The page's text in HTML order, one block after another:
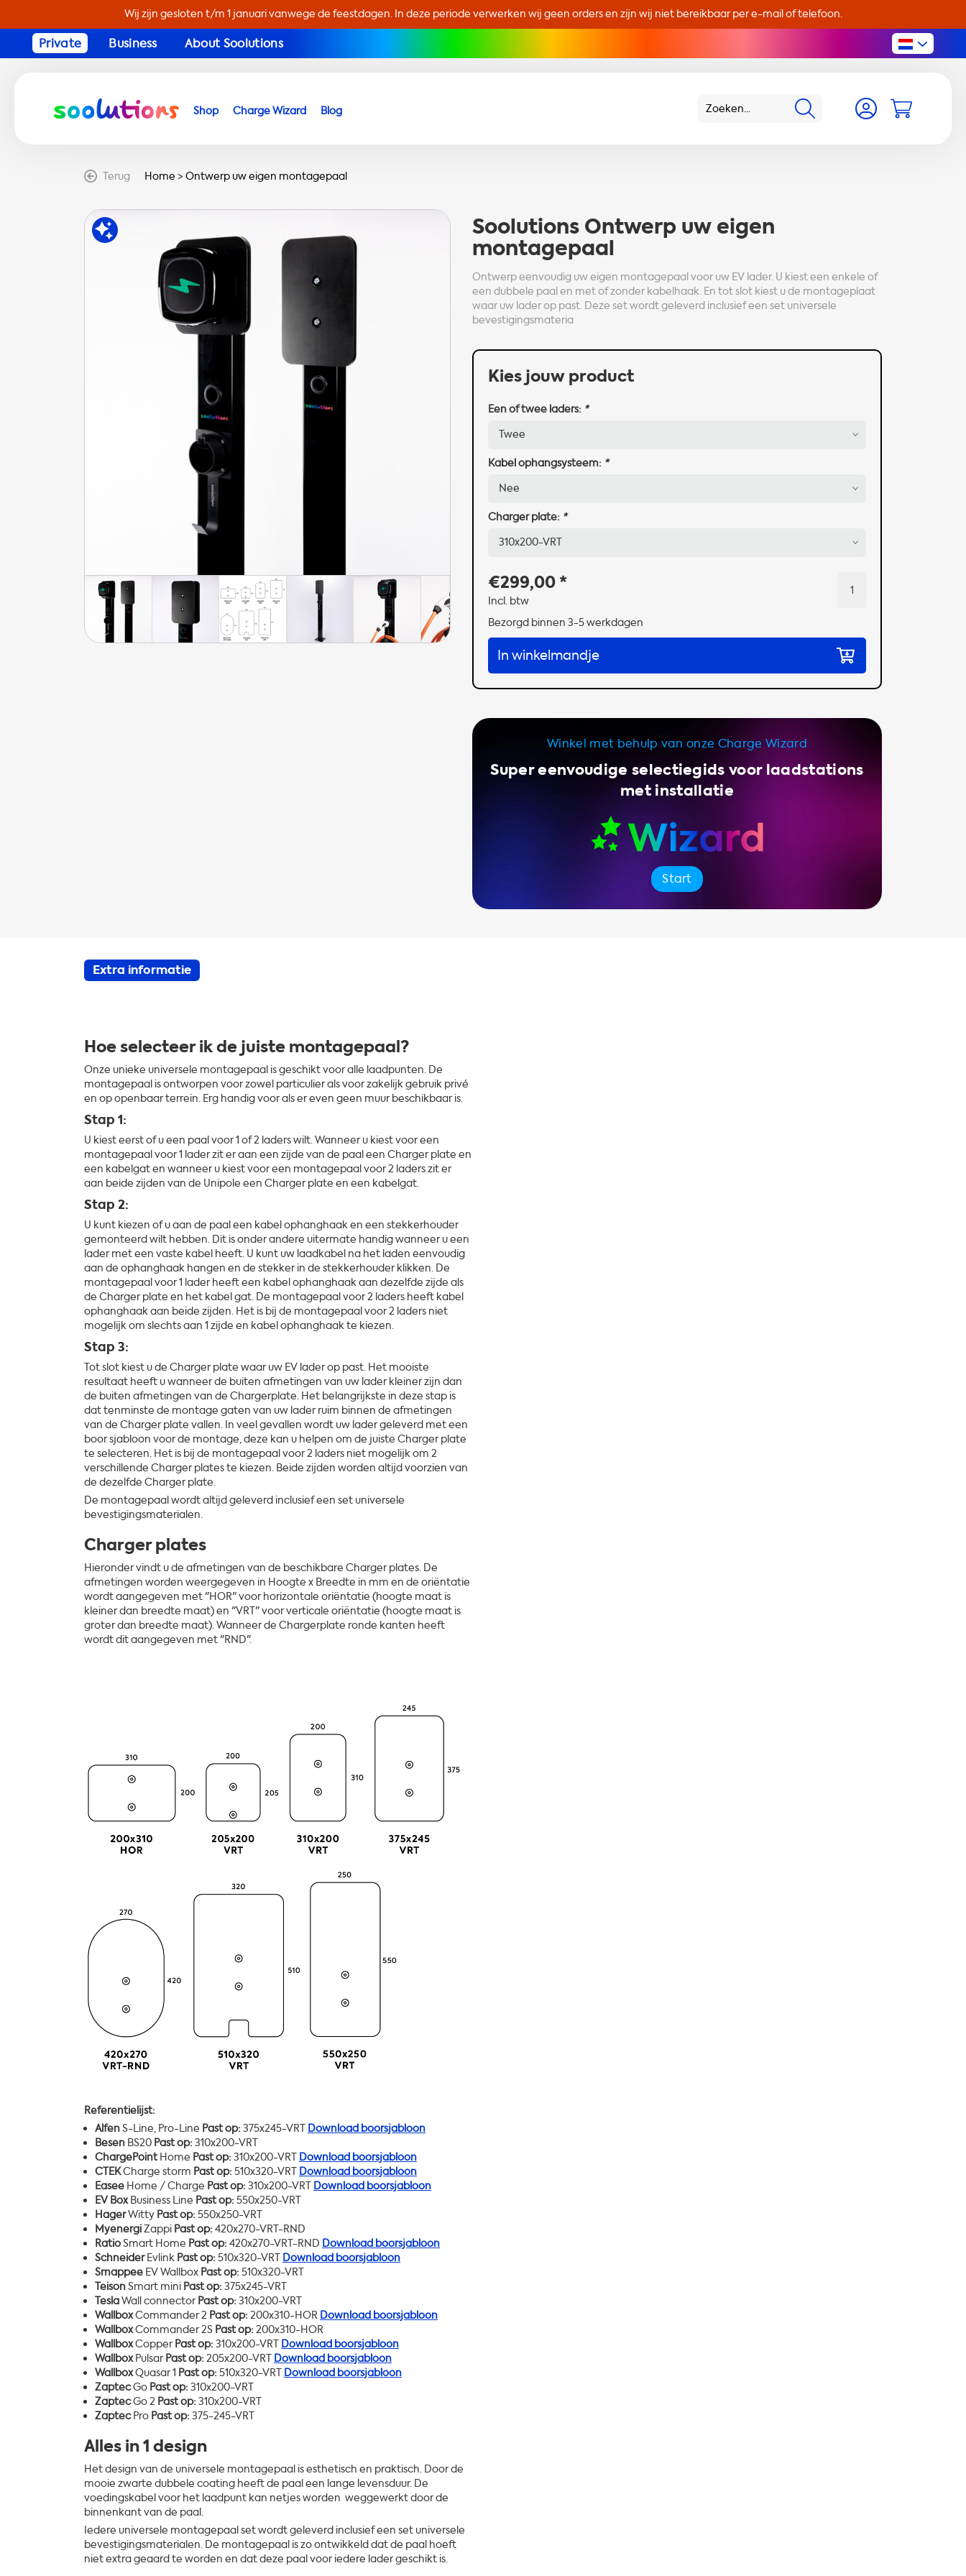
Wij zijn gesloten t/m 1 januari vanwege de feestdagen. In deze periode verwerken wij geen orders en zijn wij niet bereikbaar per e-mail of telefoon.
Private Business About Soolutions
Shop Charge Wizard Blog
Terug Home >Ontwerp uw eigen montagepaal
SoolutionsOntwerp uw eigen
montagepaal
Ontwerp eenvoudig uw eigen montagepaal voor uw EV lader. U kiest een enkele of
een dubbele paal en met of zonder kabelhaak. En tot slot kiest u de montageplaat
waar uw lader op past. Deze set wordt geleverd inclusief een set universele
bevestigingsmateria
Kies jouw product
Een of twee laders: *
Kabel ophangsysteem: *
Charger plate: *
€299,00*
Incl. btw
Bezorgd binnen 3-5 werkdagen
In winkelmandje
Winkel met behulp van onze Charge Wizard
Super eenvoudige selectiegids voor laadstations
met installatie
Start
Extra informatie
Hoe selecteer ik de juiste montagepaal?
Onze unieke universele montagepaal is geschikt voor alle laadpunten. De
montagepaal is ontworpen voor zowel particulier als voor zakelijk gebruik privé
en op openbaar terrein. Erg handig voor als er even geen muur beschikbaar is.
Stap 1:
U kiest eerst of u een paal voor 1 of 2 laders wilt. Wanneer u kiest voor een
montagepaal voor 1 lader zit er aan een zijde van de paal een Charger plate en
een kabelgat en wanneer u kiest voor een montagepaal voor 2 laders zit er
aan beide zijden van de Unipole een Charger plate en een kabelgat.
Stap 2:
U kunt kiezen of u aan de paal een kabel ophanghaak en een stekkerhouder
gemonteerd wilt hebben. Dit is onder andere uitermate handig wanneer u een
lader met een vaste kabel heeft. U kunt uw laadkabel na het laden eenvoudig
aan de ophanghaak hangen en de stekker in de stekkerhouder klikken. De
montagepaal voor 1 lader heeft een kabel ophanghaak aan dezelfde zijde als
de Charger plate en het kabel gat. De montagepaal voor 2 laders heeft kabel
ophanghaak aan beide zijden. Het is bij de montagepaal voor 2 laders niet
mogelijk om slechts aan 1 zijde en kabel ophanghaak te kiezen.
Stap 3:
Tot slot kiest u de Charger plate waar uw EV lader op past. Het mooiste
resultaat heeft u wanneer de buiten afmetingen van uw lader kleiner zijn dan
de buiten afmetingen van de Chargerplate. Het belangrijkste in deze stap is
dat tenminste de montage gaten van uw lader ruim binnen de afmetingen
van de Charger plate vallen. In veel gevallen wordt uw lader geleverd met een
boor sjabloon voor de montage, deze kan u helpen om de juiste Charger plate
te selecteren. Het is bij de montagepaal voor 2 laders niet mogelijk om 2
verschillende Charger plates te kiezen. Beide zijden worden altijd voorzien van
de dezelfde Charger plate.
De montagepaal wordt altijd geleverd inclusief een set universele
bevestigingsmaterialen.
Charger plates
Hieronder vindt u de afmetingen van de beschikbare Charger plates. De
afmetingen worden weergegeven in Hoogte x Breedte in mm en de oriëntatie
wordt aangegeven met "HOR" voor horizontale oriëntatie (hoogte maat is
kleiner dan breedte maat) en "VRT" voor verticale oriëntatie (hoogte maat is
groter dan breedte maat). Wanneer de Chargerplate ronde kanten heeft
wordt dit aangegeven met "RND".
Referentielijst:
AlfenS-Line, Pro-Line Past op: 375x245-VRT Download boorsjabloon
Besen BS20 Past op: 310x200-VRT
ChargePointHome Past op: 310x200-VRT Download boorsjabloon
CTEKCharge storm Past op: 510x320-VRT Download boorsjabloon
Easee Home / Charge Past op: 310x200-VRT Download boorsjabloon
EV BoxBusiness Line Past op: 550x250-VRT
HagerWitty Past op: 550x250-VRT
MyenergiZappi Past op: 420x270-VRT-RND
RatioSmart Home Past op: 420x270-VRT-RND Download boorsjabloon
SchneiderEvlink Past op: 510x320-VRT Download boorsjabloon
Smappee EV Wallbox Past op: 510x320-VRT
TeisonSmart mini Past op: 375x245-VRT
TeslaWall connectorPast op: 310x200-VRT
WallboxCommander 2 Past op: 200x310-HOR Download boorsjabloon
WallboxCommander 2S Past op: 200x310-HOR
WallboxCopperPast op: 310x200-VRT Download boorsjabloon
WallboxPulsarPast op: 205x200-VRT Download boorsjabloon
WallboxQuasar 1 Past op: 510x320-VRT Download boorsjabloon
ZaptecGo Past op: 310x200-VRT
ZaptecGo 2 Past op: 310x200-VRT
ZaptecPro Past op: 375-245-VRT
Alles in 1 design
Het design van de universele montagepaal is esthetisch en praktisch. Door de
mooie zwarte dubbele coating heeft de paal een lange levensduur. De
voedingskabel voor het laadpunt kan netjes worden weggewerkt door de
binnenkant van de paal.
Iedere universele montagepaal set wordt geleverd inclusief een set universele
bevestigingsmaterialen. De montagepaal is zo ontwikkeld dat de paal hoeft
niet extra geaard te worden en dat deze paal voor iedere lader geschikt is.